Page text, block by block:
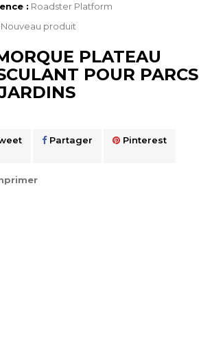
: Roadster Platform
Nouveau produit
PLATEAU
POUR PARCS
Partager Pinterest